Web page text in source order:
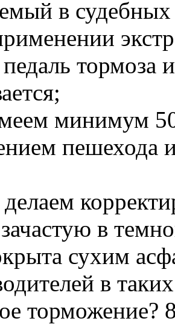
в
тормоза
минимум
пешехода
в
сухим
в
торможение?